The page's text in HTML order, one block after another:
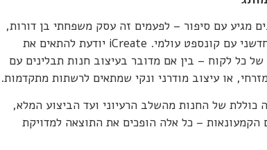
מגיע עם סיפור – לפעמים זה עסק משפחתי בן דורות,
לפעמים מדובר במותג חדשני עם קונספט עולמי. iCreate יודעת להתאים את
כל לקוח – בין אם מדובר בעיצוב חנות תבלינים עם
או עיצוב מודרני ונקי שמתאים לרשתות מתקדמות.
כוללת של החנות מהשלב הרעיוני ועד הביצוע המלא,
– כל אלה הופכים את התוצאה למדויקת